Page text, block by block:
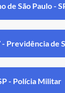
de São Paulo -
- Previdência de
- Polícia Militar